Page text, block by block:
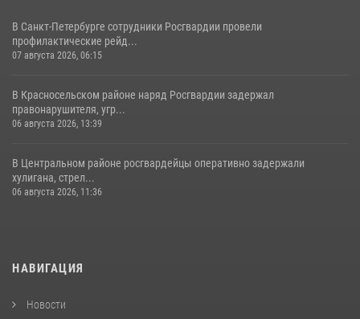
В Санкт-Петербурге сотрудники Росгвардии провели
профилактические рейд...
07 августа 2026, 06:15
В Красносельском районе наряд Росгвардии задержал
правонарушителя, угр...
06 августа 2026, 13:39
В Центральном районе росгвардейцы оперативно задержали
хулигана, стрел...
06 августа 2026, 11:36
НАВИГАЦИЯ
Новости